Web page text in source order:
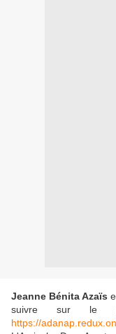
Jeanne Bénita Azaïs
suivre sur le
https://